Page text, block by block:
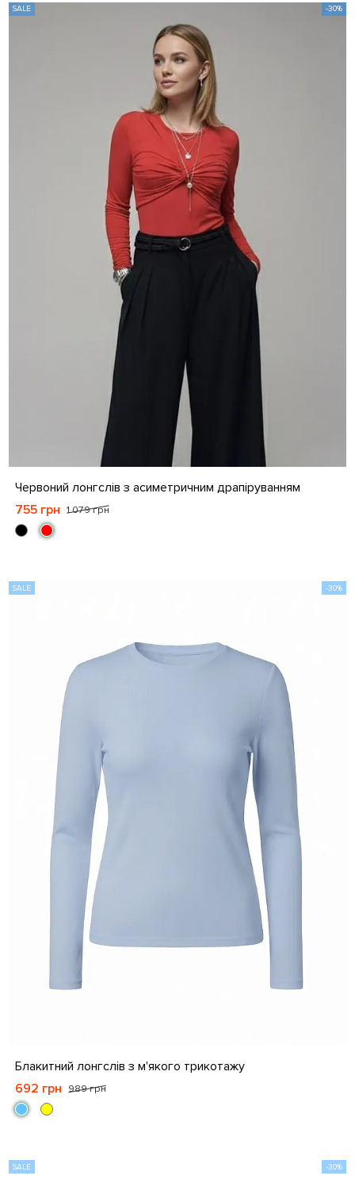
S M L XL
Червоний лонгслів з асиметричним драпіруванням
1 079 грн
755 грн
S M L XL
Блакитний лонгслів з м'якого трикотажу
989 грн
692 грн